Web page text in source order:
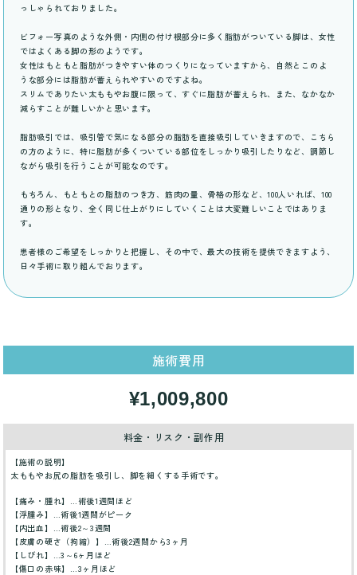
っしゃられておりました。
ビフォー写真のような外側・内側の付け根部分に多く脂肪がついている脚は、女性
ではよくある脚の形のようです。
女性はもともと脂肪がつきやすい体のつくりになっていますから、自然とこのよ
うな部分には脂肪が蓄えられやすいのですよね。
スリムでありたい太ももやお腹に限って、すぐに脂肪が蓄えられ、また、なかなか
減らすことが難しいかと思います。
脂肪吸引では、吸引管で気になる部分の脂肪を直接吸引していきますので、こちら
の方のように、特に脂肪が多くついている部位をしっかり吸引したりなど、調節し
ながら吸引を行うことが可能なのです。
もちろん、もともとの脂肪のつき方、筋肉の量、骨格の形など、100人いれば、100
通りの形となり、全く同じ仕上がりにしていくことは大変難しいことではありま
す。
患者様のご希望をしっかりと把握し、その中で、最大の技術を提供できますよう、
日々手術に取り組んでおります。
施術費用
¥1,009,800
料金・リスク・副作用
【施術の説明】
太ももやお尻の脂肪を吸引し、脚を細くする手術です。
【痛み・腫れ】…術後1週間ほど
【浮腫み】…術後1週間がピーク
【内出血】…術後2～3週間
【皮膚の硬さ（拘縮）】…術後2週間から3ヶ月
【しびれ】…3～6ヶ月ほど
【傷口の赤味】…3ヶ月ほど